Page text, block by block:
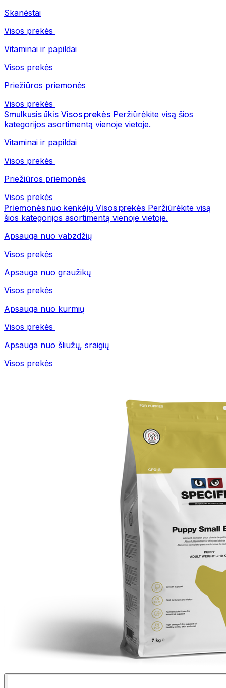
Skanėstai
Visos prekės
Vitaminai ir papildai
Visos prekės
Priežiūros priemonės
Visos prekės
Smulkusis ūkis Visos prekės Peržiūrėkite visą šios
kategorijos asortimentą vienoje vietoje.
Vitaminai ir papildai
Visos prekės
Priežiūros priemonės
Visos prekės
Priemonės nuo kenkėjų Visos prekės Peržiūrėkite visą
šios kategorijos asortimentą vienoje vietoje.
Apsauga nuo vabzdžių
Visos prekės
Apsauga nuo graužikų
Visos prekės
Apsauga nuo kurmių
Visos prekės
Apsauga nuo šliužų, sraigių
Visos prekės